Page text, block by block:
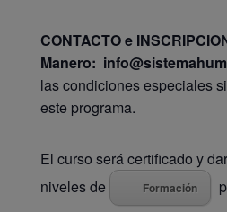
CONTACTO e
Manero:
las condiciones especiales
este programa.
El curso será certificado y
niveles de
Formación